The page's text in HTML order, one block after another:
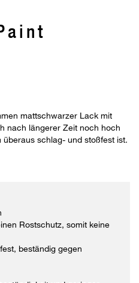
mattschwarzer Lack mit
nach längerer Zeit noch hoch
schlag- und stoßfest ist.
Rostschutz, somit keine
beständig gegen